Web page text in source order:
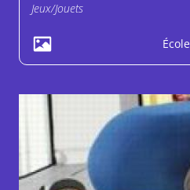
Jeux/Jouets
École